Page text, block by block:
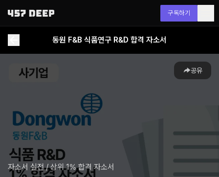
구독하기
동원 F&B 식품연구 R&D 합격 자소서
공유
자소서 실전/상위 1% 합격 자소서